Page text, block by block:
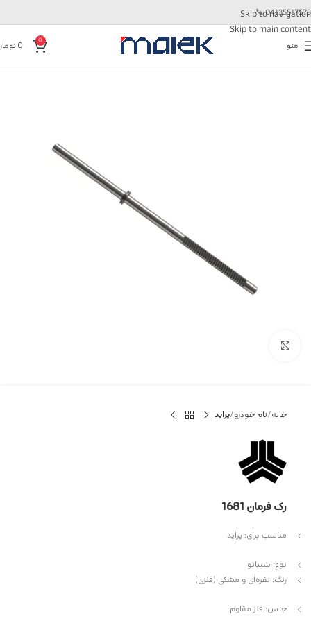
Skip to navigation
Skip to main content
04135517573
📞
منو 0
0
خانه نام خودرو پراید
رک فرمان 1681
مناسب برای: پراید
نوع: شیبائو
رنگ: نقره‌ای و مشکی (فلزی)
جنس: فلز مقاوم